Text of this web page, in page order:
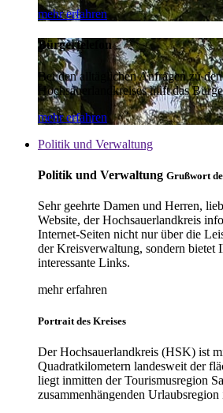
mehr erfahren
Bürgertelefon
Bei den alltäglichen Anfragen zu
Hochsauerlandkreises hilft das
mehr erfahren
Politik und Verwaltung
Politik und Verwaltung Grußwort
Sehr geehrte Damen und Herren,
Website, der Hochsauerlandkreis
Internet-Seiten nicht nur über die
der Kreisverwaltung, sondern bietet
interessante Links.
mehr erfahren
Portrait des Kreises
Der Hochsauerlandkreis (HSK) ist
Quadratkilometern landesweit der
liegt inmitten der Tourismusregion
zusammenhängenden